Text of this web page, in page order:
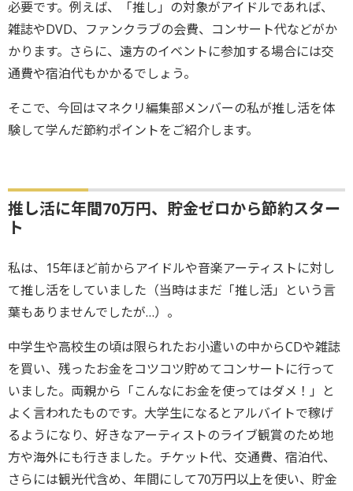
必要です。例えば、「推し」の対象がアイドルであれば、
雑誌やDVD、ファンクラブの会費、コンサート代などがか
かります。さらに、遠方のイベントに参加する場合には交
通費や宿泊代もかかるでしょう。
そこで、今回はマネクリ編集部メンバーの私が推し活を体
験して学んだ節約ポイントをご紹介します。
推し活に年間70万円、貯金ゼロから節約スター
ト
私は、15年ほど前からアイドルや音楽アーティストに対し
て推し活をしていました（当時はまだ「推し活」という言
葉もありませんでしたが…）。
中学生や高校生の頃は限られたお小遣いの中からCDや雑誌
を買い、残ったお金をコツコツ貯めてコンサートに行って
いました。両親から「こんなにお金を使ってはダメ！」と
よく言われたものです。大学生になるとアルバイトで稼げ
るようになり、好きなアーティストのライブ観賞のため地
方や海外にも行きました。チケット代、交通費、宿泊代、
さらには観光代含め、年間にして70万円以上を使い、貯金